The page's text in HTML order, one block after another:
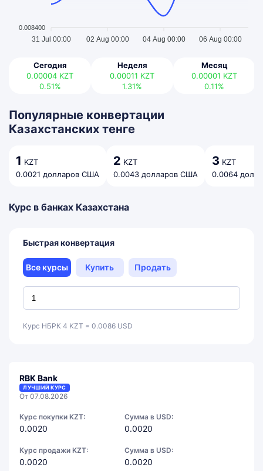
0.008400
31 Jul 00:00 02 Aug 00:00 04 Aug 00:00 06 Aug 00:00
Сегодня
0.00004 KZT
0.51%
Неделя
0.00011 KZT
1.31%
Месяц
0.00001 KZT
0.11%
Популярные конвертации
Казахстанских тенге
1 KZT
0.0021 долларов США
2 KZT
0.0043 долларов США
3 KZT
0.0064
Курс в банках Казахстана
Быстрая конвертация
Все курсы Купить Продать
Курс НБРК 4 KZT = 0.0086 USD
RBK Bank
ЛУЧШИЙ КУРС
От 07.08.2026
Курс покупки KZT:
0.0020
Сумма в USD:
0.0020
Курс продажи KZT:
0.0020
Сумма в USD:
0.0020